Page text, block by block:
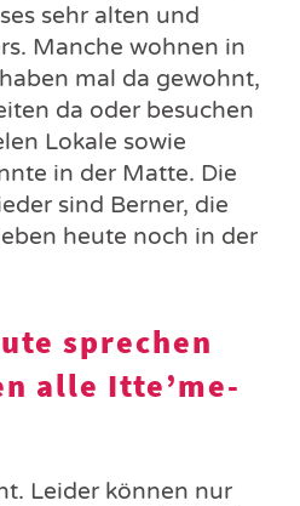
sehr alten und
Manche wohnen in
mal da gewohnt,
da oder besuchen
Lokale sowie
in der Matte. Die
sind Berner, die
heute noch in der
sprechen
alle Itte’me-
Leider können nur